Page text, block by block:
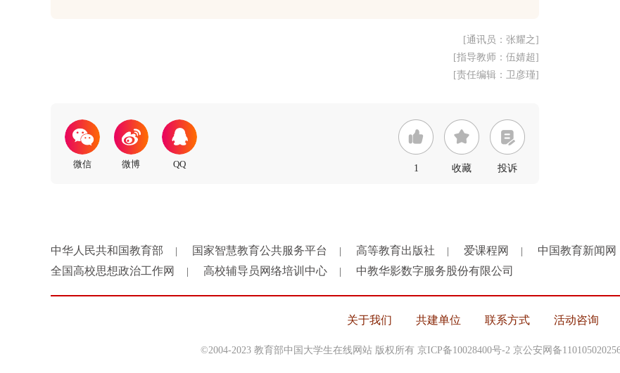
[通讯员：张耀之]
[指导教师：伍婧超]
[责任编辑：卫彦瑾]
1 收藏 投诉
中华人民共和国教育部 国家智慧教育公共服务平台 高等教育出版社 爱课程网 中国教育新闻网
全国高校思想政治工作网 高校辅导员网络培训中心 中教华影数字服务股份有限公司
关于我们 共建单位 联系方式 活动咨询
©2004-2023 教育部中国大学生在线网站 版权所有 京ICP备10028400号-2 京公安网备